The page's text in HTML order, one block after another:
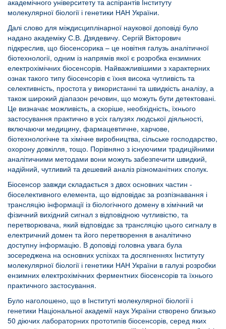
академічного університету та аспірантів Інституту
молекулярної біології і генетики НАН України.
Далі слово для міждисциплінарної наукової доповіді було
надано академіку С.В. Дзядевичу. Сергій Вікторович
підкреслив, що біосенсорика – це новітня галузь аналітичної
біотехнології, одним із напрямів якої є розробка ензимних
електрохімічних біосенсорів. Найважливішими з характерних
ознак такого типу біосенсорів є їхня висока чутливість та
селективність, простота у використанні та швидкість аналізу, а
також широкий діапазон речовин, що можуть бути детектовані.
Це визначає можливість, а скоріше, необхідність, їхнього
застосування практично в усіх галузях людської діяльності,
включаючи медицину, фармацевтичне, харчове,
біотехнологічне та хімічне виробництва, сільське господарство,
охорону довкілля, тощо. Порівняно з існуючими традиційними
аналітичними методами вони можуть забезпечити швидкий,
надійний, чутливий та дешевий аналіз різноманітних сполук.
Біосенсор завжди складається з двох основних частин -
біоселективного елемента, що відповідає за розпізнавання і
трансляцію інформації із біологічного домену в хімічний чи
фізичний вихідний сигнал з відповідною чутливістю, та
перетворювача, який відповідає за трансляцію цього сигналу в
електричний домен та його перетворення в аналітично
доступну інформацію. В доповіді головна увага була
зосереджена на основних успіхах та досягненнях Інституту
молекулярної біології і генетики НАН України в галузі розробки
ензимних електрохімічних ферментних біосенсорів та їхнього
практичного застосування.
Було наголошено, що в Інституті молекулярної біології і
генетики Національної академії наук України створено близько
50 діючих лабораторних прототипів біосенсорів, серед яких